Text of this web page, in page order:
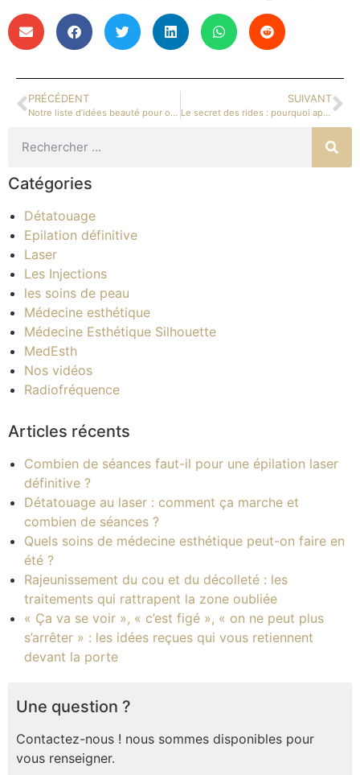
PRÉCÉDENT
Notre liste d’idées beauté pour offrir à la Fête des Mères
SUIVANT
Le secret des rides : pourquoi apparaissent-elles avec le temps ?
Catégories
Détatouage
Epilation définitive
Laser
Les Injections
les soins de peau
Médecine esthétique
Médecine Esthétique Silhouette
MedEsth
Nos vidéos
Radiofréquence
Articles récents
Combien de séances faut-il pour une épilation laser
définitive ?
Détatouage au laser : comment ça marche et
combien de séances ?
Quels soins de médecine esthétique peut-on faire en
été ?
Rajeunissement du cou et du décolleté : les
traitements qui rattrapent la zone oubliée
« Ça va se voir », « c’est figé », « on ne peut plus
s’arrêter » : les idées reçues qui vous retiennent
devant la porte
Une question ?
Contactez-nous ! nous sommes disponibles pour
vous renseigner.